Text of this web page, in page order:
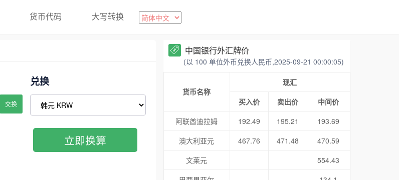
货币代码 大写转换
交换
兑换
立即换算
中国银行外汇牌价
(以 100 单位外币兑换人民币,2025-09-21 00:00:05)
货币名称
现汇
买入价
卖出价
中间价
阿联酋迪拉姆
192.49 195.21
193.69
澳大利亚元
467.76 471.48
470.59
文莱元
554.43